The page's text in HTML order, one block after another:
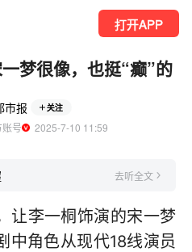
打开APP
梦很像，也挺“癫”的
市报 关注
账号
  2025-7-10 11:59
去听全文
让李一桐饰演的宋一梦
中角色从现代18线演员